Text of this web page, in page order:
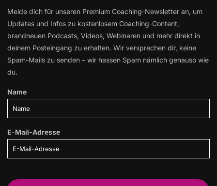
Melde dich für unseren Premium Coaching-Newsletter an, um
Updates und Infos zu kostenlosem Coaching-Content,
brandneuen Podcasts, Videos, Webinaren und mehr direkt in
deinem Posteingang zu erhalten. Wir versprechen dir, keine
Spam-Mails zu senden – wir hassen Spam nämlich genauso wie
du.
Name
E-Mail-Adresse